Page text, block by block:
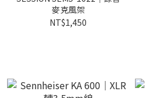
麥克風架
NT$1,450